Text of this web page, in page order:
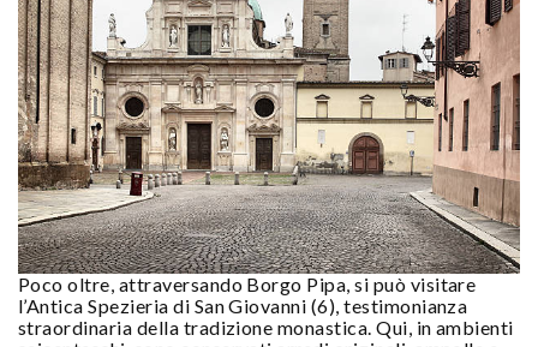
Poco oltre, attraversando Borgo Pipa, si può visitare
l’Antica Spezieria di San Giovanni (6), testimonianza
straordinaria della tradizione monastica. Qui, in ambienti